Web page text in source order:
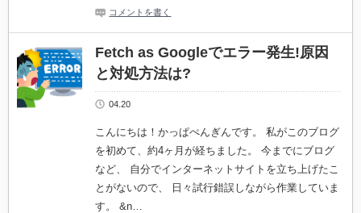
コメントを書く
Fetch as Googleでエラー発生!原因
と対処方法は?
04.20
こんにちは！かっぱぺんぎんです。 私がこのブログ
を初めて、約4ヶ月が経ちました。 今までにブログ
など、 自分でインターネットサイトを立ち上げたこ
とがないので、 日々試行錯誤しながら作業していま
す。 &n…